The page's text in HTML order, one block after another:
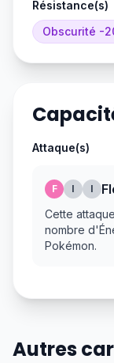
Résistance(s)
Obscurité -
Attaque(s)
F I I
Cette
nombre
Pokémon.
Autres